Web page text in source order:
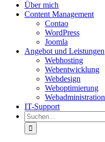
Über mich
Content Management
Contao
WordPress
Joomla
Angebot und Leistungen
Webhosting
Webentwicklung
Webdesign
Weboptimierung
Webadministration
IT-Support
Suche
nach: